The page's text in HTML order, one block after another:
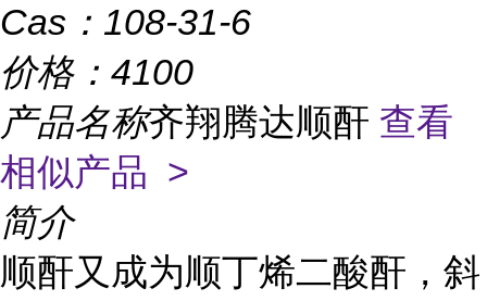
Cas： 108-31-6
价格： 4100
产品名称齐翔腾达顺酐 查看
相似产品 >
简介
顺酐又成为顺丁烯二酸酐，斜